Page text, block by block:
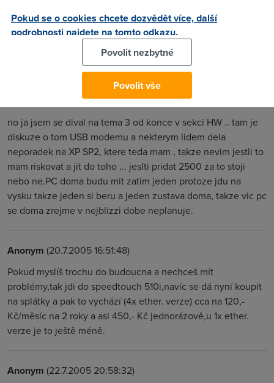
nastava pokud chcete pripojit doma vic pocitacu. Windows
sdileni totiz nekdy dost zlobi. Ale pokud mate jen jedno PC,
tak USB modem neni problem. (teda aspon na Win XP, na
98SE to delalo problemy pri instalaci)
(20.7.2005 16:29:46)
no ja jsem se dival na tema 3 od konce v sekci HW .. tam je
diskuze o tom USB modemu a nekterym lidem dela
neporadek na XP SP2, ktere teda mam , takze nevim jestli to
mam riskovat a jit do toho ... jeslti pridat 2500 za to stoji
nebo ne.PC doma budu mit zatim jeden protoze jdu na
vysku takze jeden si beru a jeden zustava doma, takze vic pc
se doma zrejme v nejblizzi dobe neplanuje.
Anonym (20.7.2005 16:51:48)
Pokud myslíš trochu do budoucna a nechceš mít
problémy,tak jdi do speedtouch 510i,navíc se dá nyní koupit
na splátky a pak to vychází (4x ether. verze) cca na 120,-
Kč/měsíc na 2 roky a asi 450,- Kč jednorázově,u 1x ether.
verze je to ještě méně.
Anonym (22.7.2005 20:58:32)
Pokud se o cookies chcete dozvědět více, další
podrobnosti najdete na tomto odkazu.
Povolit nezbytné
Povolit vše